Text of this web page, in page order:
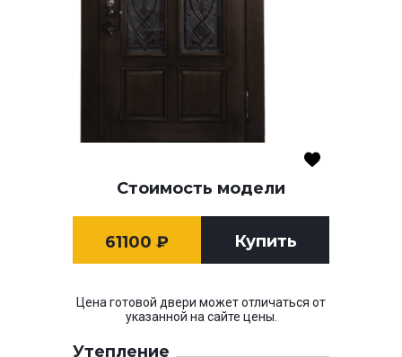
Стоимость модели
61100 ₽ Купить
Цена готовой двери может отличаться от
указанной на сайте цены.
Утепление